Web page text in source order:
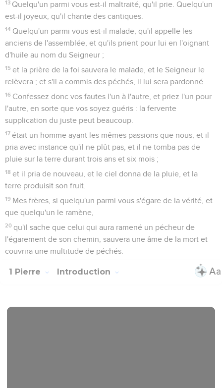
(2.13-17) doivent aider l’esclave à obéir à son maître, même
s’il est injuste (2.18-25), la femme à vivre avec son mari,
même s’il est incroyant (3.1-6), les chrétiens à aimer leur
prochain, même s’il fait le mal (3.8-17).
Dans cette perspective, l’exemple du Christ est central : «
Injurié, il ne ripostait pas par l’injure. Quand on le faisait
souffrir, il ne formulait aucune menace, mais remettait sa
cause entre les mains du juste juge » (2.23).
Cette lettre garde toute son actualité pour l’Eglise
d’aujourd’hui : dans le monde sans Dieu où elle vit, se pose
la question de son rapport avec la société qui l’entoure et
du témoignage qu’elle rend par ses œuvres et ses paroles :
« Si l’on vous demande de justifier votre espérance, soyez
toujours prêts à la défendre, avec amabilité et respect »
(3.15).
permission. All rights reserved worldwide.
1 Pierre 1
Seuls les Évangiles sont disponibles en vidéo pour le moment.